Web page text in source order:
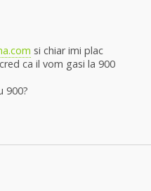
si chiar imi plac
ca il vom gasi la 900
900?